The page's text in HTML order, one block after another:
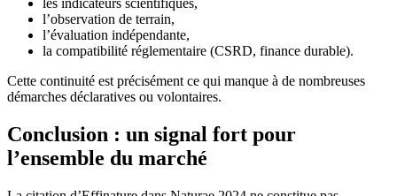
les indicateurs scientifiques,
l’observation de terrain,
l’évaluation indépendante,
la compatibilité réglementaire (CSRD, finance durable).
Cette continuité est précisément ce qui manque à de nombreuses
démarches déclaratives ou volontaires.
Conclusion : un signal fort pour
l’ensemble du marché